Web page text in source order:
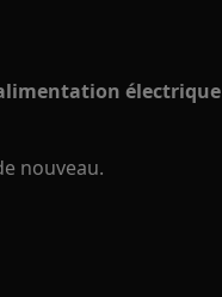
électrique
nouveau.